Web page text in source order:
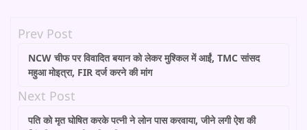
Prev Post
NCW चीफ पर विवादित बयान को लेकर मुश्किल में आईं, TMC सांसद
महुआ मोइत्रा, FIR दर्ज करने की मांग
Next Post
पति को मृत घोषित करके पत्नी ने लोन पास करवाया, जीने लगी ऐश की